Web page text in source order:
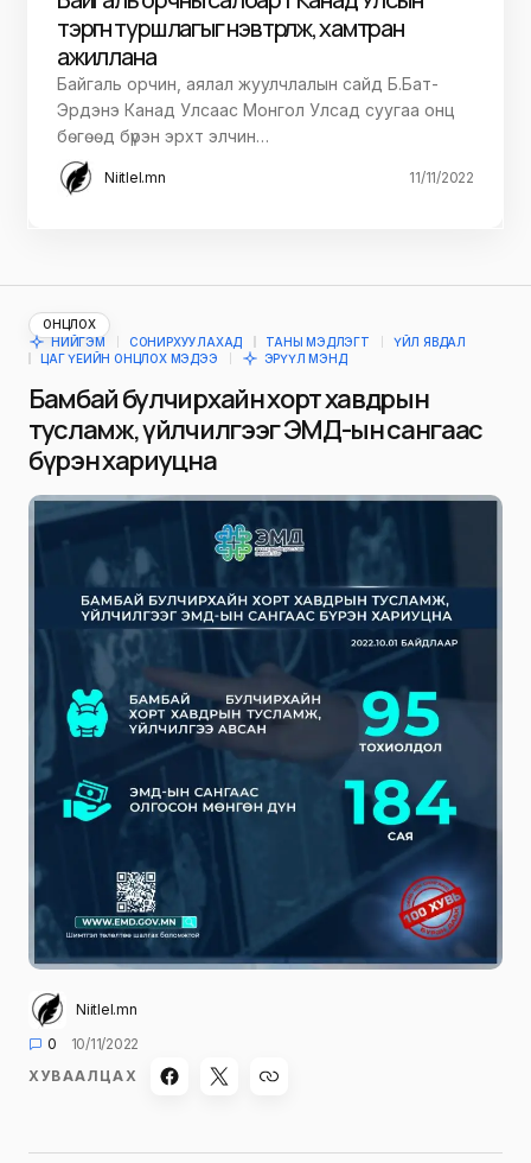
тэргүүн туршлагыг нэвтрүүлж, хамтран
ажиллана
Байгаль орчин, аялал жуулчлалын сайд Б.Бат-
Эрдэнэ Канад Улсаас Монгол Улсад суугаа онц
бөгөөд бүрэн эрхт элчин…
Niitlel.mn 11/11/2022
ОНЦЛОХ
НИЙГЭМ
СОНИРХУУЛАХАД ТАНЫ МЭДЛЭГТ
ҮЙЛ ЯВДАЛ
ЦАГ ҮЕИЙН ОНЦЛОХ МЭДЭЭ
ЭРҮҮЛ МЭНД
Бамбай булчирхайн хорт хавдрын
тусламж, үйлчилгээг ЭМД-ын сангаас
бүрэн хариуцна
Niitlel.mn
0
10/11/2022
ХУВААЛЦАХ